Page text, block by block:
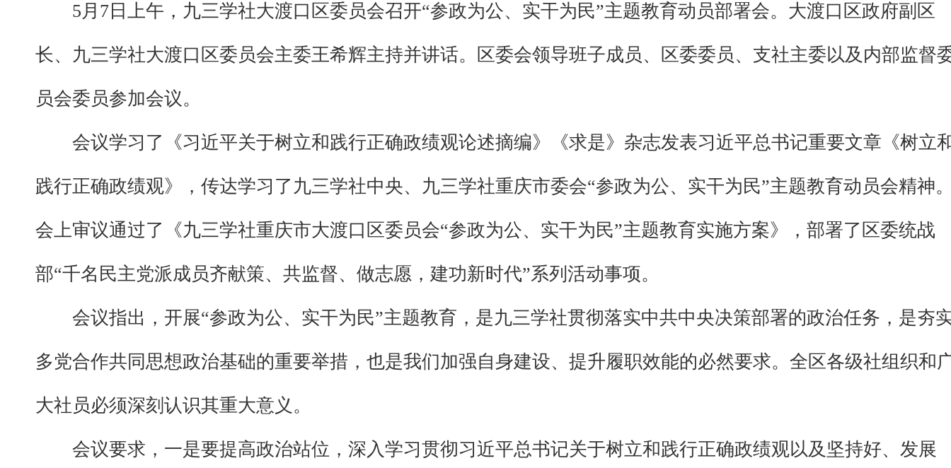
5月7日上午，九三学社大渡口区委员会召开“参政为公、实干为民”主题教育动员部署会。大渡口区政府副区
长、九三学社大渡口区委员会主委王希辉主持并讲话。区委会领导班子成员、区委委员、支社主委以及内部监督
员会委员参加会议。
会议学习了《习近平关于树立和践行正确政绩观论述摘编》《求是》杂志发表习近平总书记重要文章《树立
践行正确政绩观》，传达学习了九三学社中央、九三学社重庆市委会“参政为公、实干为民”主题教育动员会精神
会上审议通过了《九三学社重庆市大渡口区委员会“参政为公、实干为民”主题教育实施方案》，部署了区委统战
部“千名民主党派成员齐献策、共监督、做志愿，建功新时代”系列活动事项。
会议指出，开展“参政为公、实干为民”主题教育，是九三学社贯彻落实中共中央决策部署的政治任务，是夯
多党合作共同思想政治基础的重要举措，也是我们加强自身建设、提升履职效能的必然要求。全区各级社组织和
大社员必须深刻认识其重大意义。
会议要求，一是要提高政治站位，深入学习贯彻习近平总书记关于树立和践行正确政绩观以及坚持好、发展